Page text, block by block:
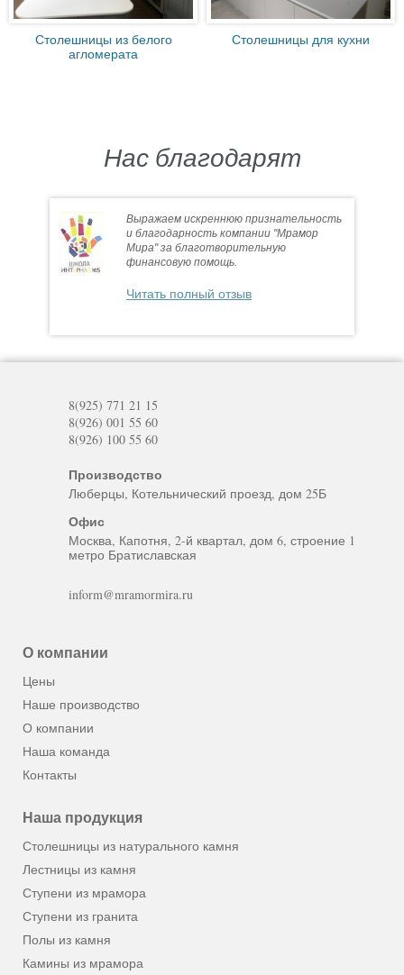
Столешницы из белого
агломерата
Столешницы для кухни
Нас благодарят
Выражаем искреннюю признательность
и благодарность компании "Мрамор
Мира" за благотворительную
финансовую помощь.
Читать полный отзыв
О компании
Цены
Наше производство
О компании
Наша команда
Контакты
Наша продукция
Столешницы из натурального камня
Лестницы из камня
Ступени из мрамора
Ступени из гранита
Полы из камня
Камины из мрамора
8(925) 771 21 15
8(926) 001 55 60
8(926) 100 55 60
Производство
Люберцы, Котельнический проезд, дом 25Б
Офис
Москва, Капотня, 2-й квартал, дом 6, строение 1
метро Братиславская
inform@mramormira.ru